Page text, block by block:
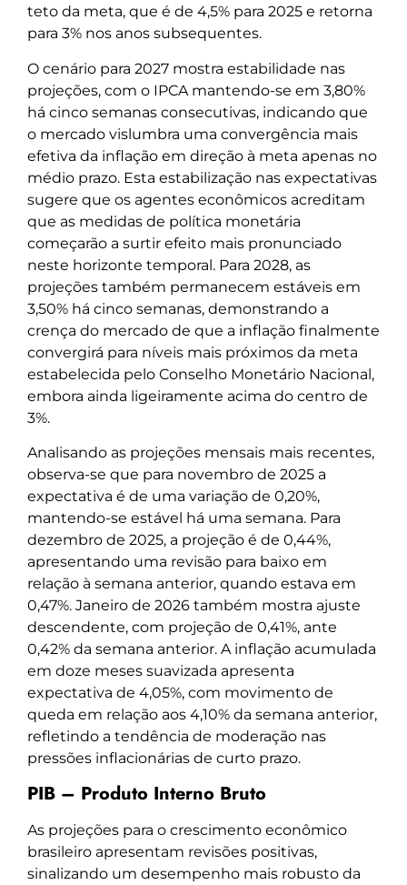
teto da meta, que é de 4,5% para 2025 e retorna
para 3% nos anos subsequentes.
O cenário para 2027 mostra estabilidade nas
projeções, com o IPCA mantendo-se em 3,80%
há cinco semanas consecutivas, indicando que
o mercado vislumbra uma convergência mais
efetiva da inflação em direção à meta apenas no
médio prazo. Esta estabilização nas expectativas
sugere que os agentes econômicos acreditam
que as medidas de política monetária
começarão a surtir efeito mais pronunciado
neste horizonte temporal. Para 2028, as
projeções também permanecem estáveis em
3,50% há cinco semanas, demonstrando a
crença do mercado de que a inflação finalmente
convergirá para níveis mais próximos da meta
estabelecida pelo Conselho Monetário Nacional,
embora ainda ligeiramente acima do centro de
3%.
Analisando as projeções mensais mais recentes,
observa-se que para novembro de 2025 a
expectativa é de uma variação de 0,20%,
mantendo-se estável há uma semana. Para
dezembro de 2025, a projeção é de 0,44%,
apresentando uma revisão para baixo em
relação à semana anterior, quando estava em
0,47%. Janeiro de 2026 também mostra ajuste
descendente, com projeção de 0,41%, ante
0,42% da semana anterior. A inflação acumulada
em doze meses suavizada apresenta
expectativa de 4,05%, com movimento de
queda em relação aos 4,10% da semana anterior,
refletindo a tendência de moderação nas
pressões inflacionárias de curto prazo.
PIB – Produto Interno Bruto
As projeções para o crescimento econômico
brasileiro apresentam revisões positivas,
sinalizando um desempenho mais robusto da